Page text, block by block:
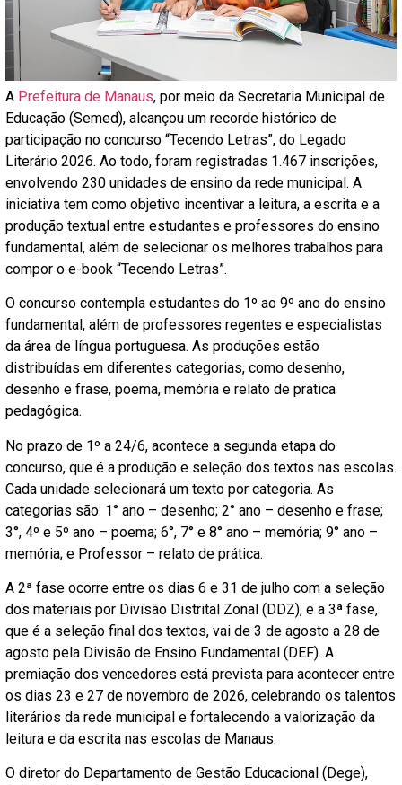
A Prefeitura de Manaus, por meio da Secretaria Municipal de
Educação (Semed), alcançou um recorde histórico de
participação no concurso “Tecendo Letras”, do Legado
Literário 2026. Ao todo, foram registradas 1.467 inscrições,
envolvendo 230 unidades de ensino da rede municipal. A
iniciativa tem como objetivo incentivar a leitura, a escrita e a
produção textual entre estudantes e professores do ensino
fundamental, além de selecionar os melhores trabalhos para
compor o e-book “Tecendo Letras”.
O concurso contempla estudantes do 1º ao 9º ano do ensino
fundamental, além de professores regentes e especialistas
da área de língua portuguesa. As produções estão
distribuídas em diferentes categorias, como desenho,
desenho e frase, poema, memória e relato de prática
pedagógica.
No prazo de 1º a 24/6, acontece a segunda etapa do
concurso, que é a produção e seleção dos textos nas escolas.
Cada unidade selecionará um texto por categoria. As
categorias são: 1° ano – desenho; 2° ano – desenho e frase;
3°, 4º e 5º ano – poema; 6°, 7° e 8° ano – memória; 9° ano –
memória; e Professor – relato de prática.
A 2ª fase ocorre entre os dias 6 e 31 de julho com a seleção
dos materiais por Divisão Distrital Zonal (DDZ), e a 3ª fase,
que é a seleção final dos textos, vai de 3 de agosto a 28 de
agosto pela Divisão de Ensino Fundamental (DEF). A
premiação dos vencedores está prevista para acontecer entre
os dias 23 e 27 de novembro de 2026, celebrando os talentos
literários da rede municipal e fortalecendo a valorização da
leitura e da escrita nas escolas de Manaus.
O diretor do Departamento de Gestão Educacional (Dege),